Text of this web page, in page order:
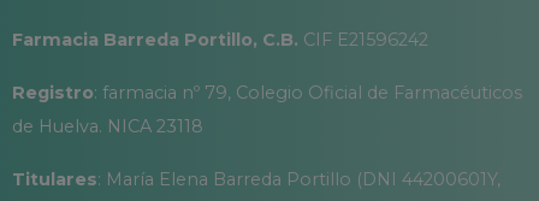
Farmacia Barreda Portillo, C.B. CIF E21596242
Registro: farmacia nº 79, Colegio Oficial de Farmacéuticos
de Huelva. NICA 23118
Titulares: María Elena Barreda Portillo (DNI 44200601Y,